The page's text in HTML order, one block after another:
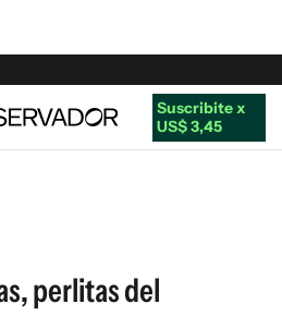
Suscribite x
US$ 3,45
perlitas del